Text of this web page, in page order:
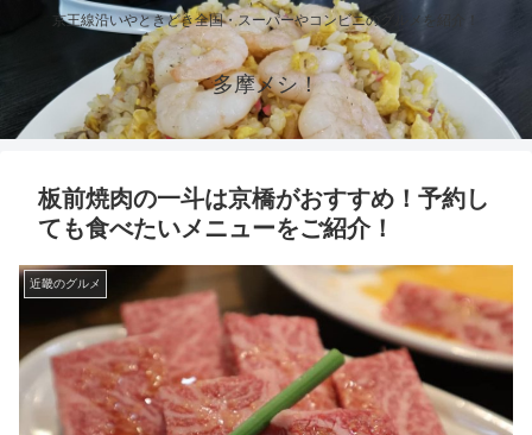
京王線沿いやときどき全国・スーパーやコンビニのグルメを紹介！
多摩メシ！
板前焼肉の一斗は京橋がおすすめ！予約し
ても食べたいメニューをご紹介！
近畿のグルメ